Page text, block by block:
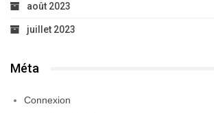
août 2023
juillet 2023
Méta
Connexion